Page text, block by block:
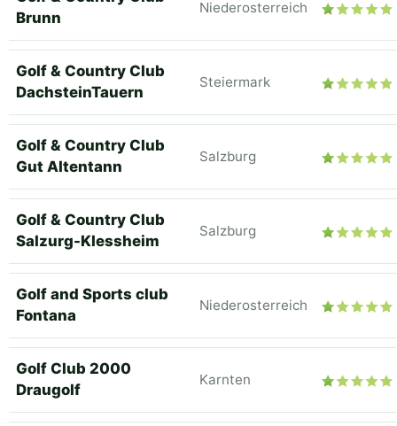
Brunn
Niederosterreich
Golf & Country Club
DachsteinTauern
Steiermark
Golf & Country Club
Gut Altentann
Salzburg
Golf & Country Club
Salzurg-Klessheim
Salzburg
Golf and Sports club
Fontana
Niederosterreich
Golf Club 2000
Draugolf
Karnten